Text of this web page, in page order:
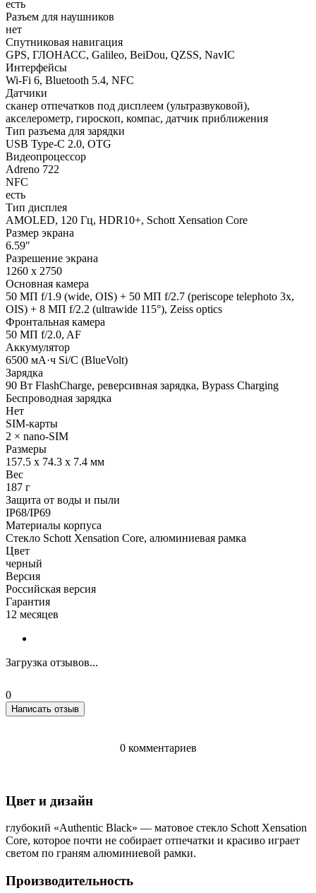
есть
Разъем для наушников
нет
Спутниковая навигация
GPS, ГЛОНАСС, Galileo, BeiDou, QZSS, NavIC
Интерфейсы
Wi-Fi 6, Bluetooth 5.4, NFC
Датчики
сканер отпечатков под дисплеем (ультразвуковой),
акселерометр, гироскоп, компас, датчик приближения
Тип разъема для зарядки
USB Type-C 2.0, OTG
Видеопроцессор
Adreno 722
NFC
есть
Тип дисплея
AMOLED, 120 Гц, HDR10+, Schott Xensation Core
Размер экрана
6.59″
Разрешение экрана
1260 x 2750
Основная камера
50 МП f/1.9 (wide, OIS) + 50 МП f/2.7 (periscope telephoto 3x,
OIS) + 8 МП f/2.2 (ultrawide 115°), Zeiss optics
Фронтальная камера
50 МП f/2.0, AF
Аккумулятор
6500 мА·ч Si/C (BlueVolt)
Зарядка
90 Вт FlashCharge, реверсивная зарядка, Bypass Charging
Беспроводная зарядка
Нет
SIM-карты
2 × nano-SIM
Размеры
157.5 x 74.3 x 7.4 мм
Вес
187 г
Защита от воды и пыли
IP68/IP69
Материалы корпуса
Стекло Schott Xensation Core, алюминиевая рамка
Цвет
черный
Версия
Российская версия
Гарантия
12 месяцев
Загрузка отзывов...
0
Написать отзыв
0 комментариев
Цвет и дизайн
глубокий «Authentic Black» — матовое стекло Schott Xensation
Core, которое почти не собирает отпечатки и красиво играет
светом по граням алюминиевой рамки.
Производительность